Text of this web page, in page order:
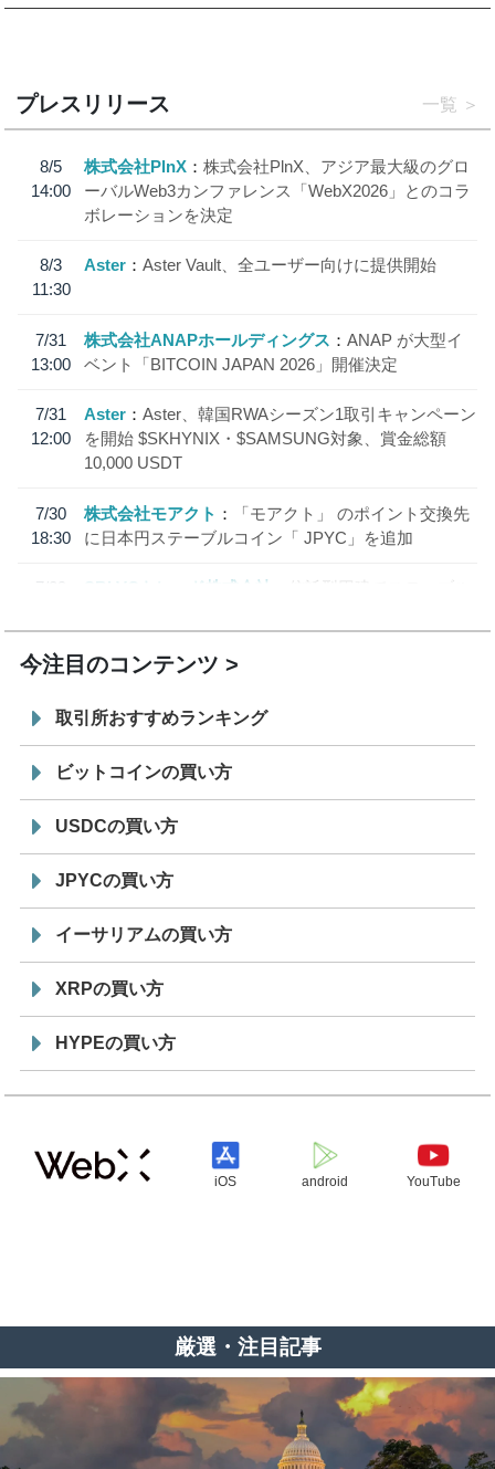
プレスリリース 一覧
8/5
14:00
株式会社PlnX
株式会社PlnX、アジア最大級のグロ
ーバルWeb3カンファレンス「WebX2026」とのコラ
ボレーションを決定
8/3
11:30
Aster Aster Vault、全ユーザー向けに提供開始
7/31
13:00
株式会社ANAPホールディングス
ANAP が大型イ
ベント「BITCOIN JAPAN 2026」開催決定
7/31
12:00
Aster
Aster、韓国RWAシーズン1取引キャンペーン
を開始 $SKHYNIX・$SAMSUNG対象、賞金総額
10,000 USDT
7/30
18:30
株式会社モアクト
「モアクト」 のポイント交換先
に日本円ステーブルコイン「 JPYC」を追加
7/29
SBI VCトレード株式会社
信託型円建てステーブル
今注目のコンテンツ
取引所おすすめランキング
ビットコインの買い方
USDCの買い方
JPYCの買い方
イーサリアムの買い方
XRPの買い方
HYPEの買い方
iOS android YouTube
厳選・注目記事